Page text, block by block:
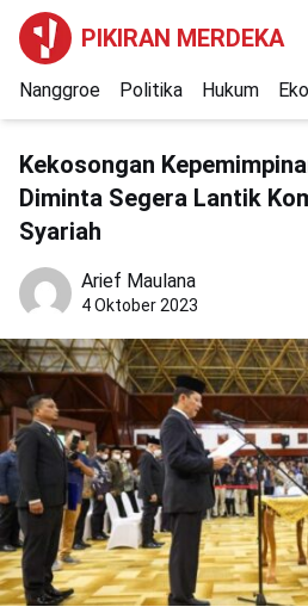
PIKIRAN MERDEKA
Nanggroe Politika Hukum
Kekosongan
Diminta Segera Lantik
Syariah
Arief Maulana
4 Oktober 2023